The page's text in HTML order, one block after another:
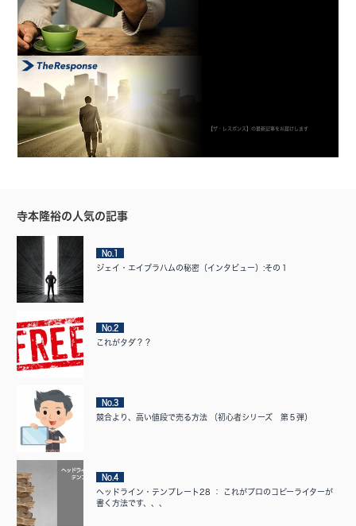
【ザ・レスポンス】の最新記事をお届けします
寺本隆裕の人気の記事
No.1
ジェイ・エイブラハムの秘密（インタビュー）:その１
No.2
これがタダ？？
No.3
競合より、高い値段で売る方法 （初心者シリーズ 第５弾）
No.4
ヘッドライン・テンプレート28 ： これがプロのコピーライターが
書く方法です、、、